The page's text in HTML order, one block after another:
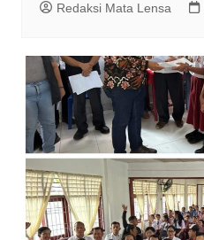
Redaksi Mata Lensa